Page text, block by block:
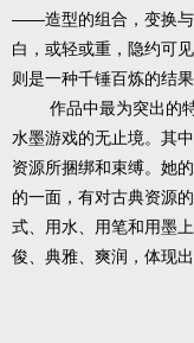
——造型的组合，变换与
白，或轻或重，隐约可
则是一种千锤百炼的结果
作品中最为突出的特
水墨游戏的无止境。其
资源所捆绑和束缚。她
的一面，有对古典资源
式、用水、用笔和用墨
俊、典雅、爽润，体现